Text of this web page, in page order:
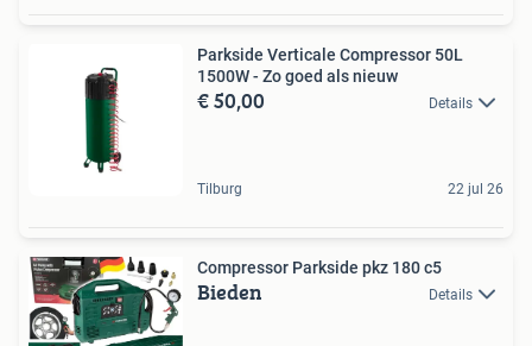
Parkside Verticale Compressor 50L
1500W - Zo goed als nieuw
€ 50,00 Details
Tilburg 22 jul 26
Compressor Parkside pkz 180 c5
Bieden Details